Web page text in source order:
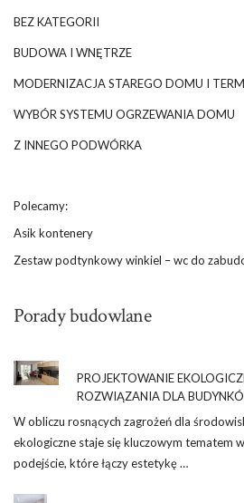
BEZ KATEGORII
BUDOWA I WNĘTRZE
MODERNIZACJA STAREGO DOMU I
WYBÓR SYSTEMU OGRZEWANIA DOMU
Z INNEGO PODWÓRKA
Polecamy:
Asik kontenery
Zestaw podtynkowy winkiel – wc do
Porady budowlane
PROJEKTOWANIE
ROZWIĄZANIA DLA
W obliczu rosnących zagrożeń dla
ekologiczne staje się kluczowym tematem
podejście, które łączy estetykę …